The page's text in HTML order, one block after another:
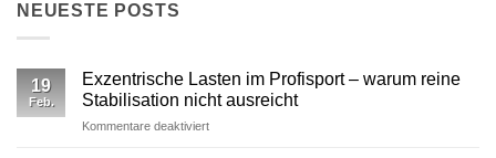
NEUESTE POSTS
19
Feb.
Exzentrische Lasten im Profisport – warum reine
Stabilisation nicht ausreicht
Kommentare deaktiviertfür